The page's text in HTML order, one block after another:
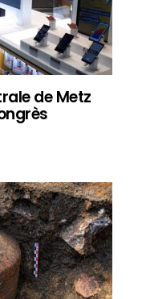
de Metz